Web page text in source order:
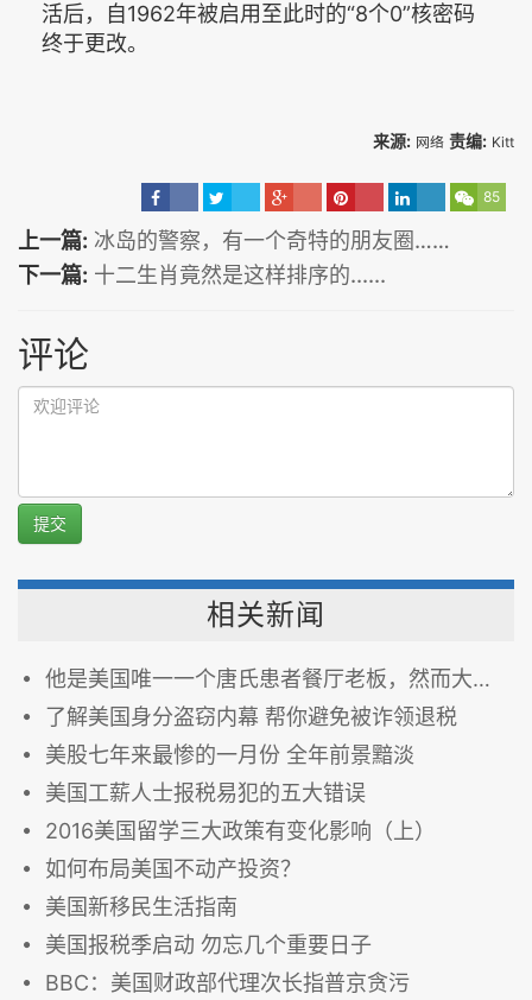
活后，自1962年被启用至此时的“8个0”核密码
终于更改。
来源: 网络 责编: Kitt
85
上一篇: 冰岛的警察，有一个奇特的朋友圈……
下一篇: 十二生肖竟然是这样排序的......
评论
提交
相关新闻
他是美国唯一一个唐氏患者餐厅老板，然而大家知道他的店要关闭后都很高兴……
了解美国身分盗窃内幕 帮你避免被诈领退税
美股七年来最惨的一月份 全年前景黯淡
美国工薪人士报税易犯的五大错误
2016美国留学三大政策有变化影响（上）
如何布局美国不动产投资？
美国新移民生活指南
美国报税季启动 勿忘几个重要日子
BBC：美国财政部代理次长指普京贪污